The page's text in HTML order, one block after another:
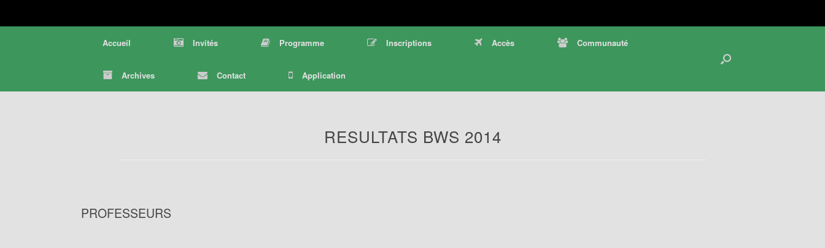
Accueil Invités Programme Inscriptions Accès Communauté
Archives Contact Application
RESULTATS BWS 2014
PROFESSEURS